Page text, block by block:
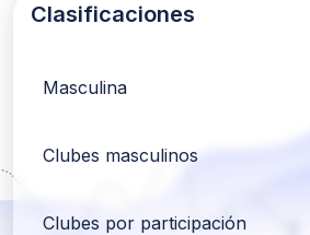
Clasificaciones
Masculina
Clubes masculinos
Clubes por participación